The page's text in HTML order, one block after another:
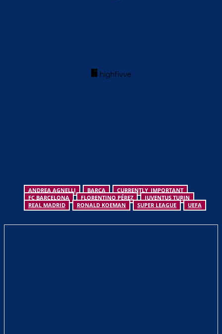
ANDREA AGNELLI BARCA
CURRENTLY_IMPORTANT
FC BARCELONA
FLORENTINO PÉREZ
JUVENTUS TURIN
REAL MADRID
RONALD KOEMAN SUPER LEAGUE UEFA